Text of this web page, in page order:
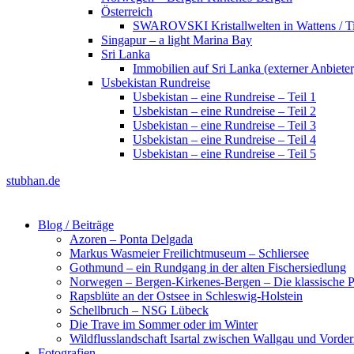
Österreich
SWAROVSKI Kristallwelten in Wattens /
Singapur – a light Marina Bay
Sri Lanka
Immobilien auf Sri Lanka (externer
Usbekistan Rundreise
Usbekistan – eine Rundreise – Teil 1
Usbekistan – eine Rundreise – Teil 2
Usbekistan – eine Rundreise – Teil 3
Usbekistan – eine Rundreise – Teil 4
Usbekistan – eine Rundreise – Teil 5
stubhan.de
Blog / Beiträge
Azoren – Ponta Delgada
Markus Wasmeier Freilichtmuseum – Schliersee
Gothmund – ein Rundgang in der alten Fischersiedlung
Norwegen – Bergen-Kirkenes-Bergen – Die klassische
Rapsblüte an der Ostsee in Schleswig-Holstein
Schellbruch – NSG Lübeck
Die Trave im Sommer oder im Winter
Wildflusslandschaft Isartal zwischen Wallgau und